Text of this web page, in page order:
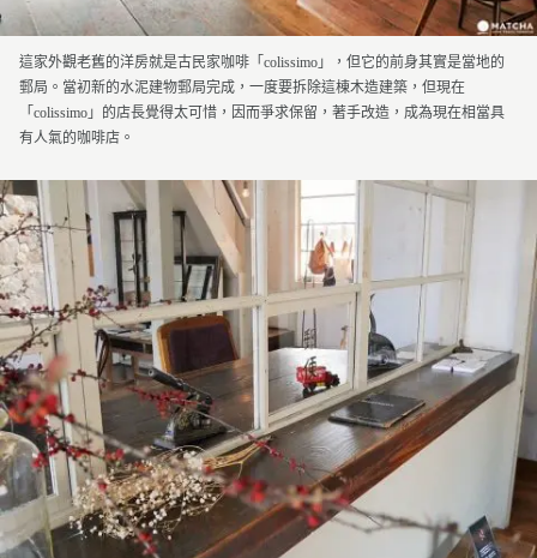
這家外觀老舊的洋房就是古民家咖啡「colissimo」，但它的前身其實是當地的
郵局。當初新的水泥建物郵局完成，一度要拆除這棟木造建築，但現在
「colissimo」的店長覺得太可惜，因而爭求保留，著手改造，成為現在相當具
有人氣的咖啡店。